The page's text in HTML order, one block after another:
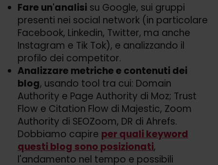
Fare un'analisi su Google, sui gruppi
presenti nei social network (in particolare
Facebook, Linkedin, Twitter, ma anche
Instagram e Tik Tok), e analizzando il
profilo dei competitor.
Analizzare metriche e contenuti dei
blog, usando tool tra cui: Domain
Authority e Page Authority di Moz; Trust
Flow e Citation Flow di Majestic, Zoom
Authority di SEOZoom, DR di Ahrefs.
Dobbiamo capire per quali keyword
questi blog sono posizionati,
l'andamento nel tempo e possibili